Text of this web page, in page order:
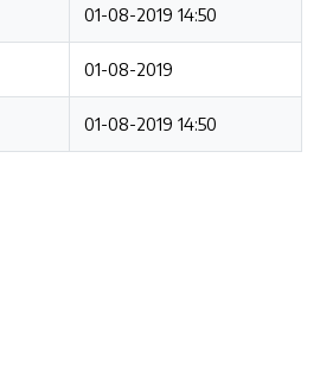
01-08-2019 14:50
01-08-2019
01-08-2019 14:50